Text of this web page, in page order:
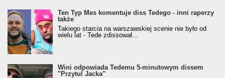
Ten Typ Mes komentuje diss Tedego - inni raperzy
także
Takiego starcia na warszawskiej scenie nie było od
wielu lat - Tede zdissował...
Wini odpowiada Tedemu 5-minutowym dissem
"Przytul Jacka"